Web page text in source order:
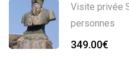
Visite privée
personnes
349.00€